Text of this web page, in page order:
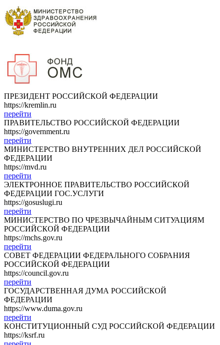
ПРЕЗИДЕНТ РОССИЙСКОЙ ФЕДЕРАЦИИ
https://kremlin.ru
перейти
ПРАВИТЕЛЬСТВО РОССИЙСКОЙ ФЕДЕРАЦИИ
https://government.ru
перейти
МИНИСТЕРСТВО ВНУТРЕННИХ ДЕЛ РОССИЙСКОЙ
ФЕДЕРАЦИИ
https://mvd.ru
перейти
ЭЛЕКТРОННОЕ ПРАВИТЕЛЬСТВО РОССИЙСКОЙ
ФЕДЕРАЦИИ ГОС.УСЛУГИ
https://gosuslugi.ru
перейти
МИНИСТЕРСТВО ПО ЧРЕЗВЫЧАЙНЫМ СИТУАЦИЯМ
РОССИЙСКОЙ ФЕДЕРАЦИИ
https://mchs.gov.ru
перейти
СОВЕТ ФЕДЕРАЦИИ ФЕДЕРАЛЬНОГО СОБРАНИЯ
РОССИЙСКОЙ ФЕДЕРАЦИИ
https://council.gov.ru
перейти
ГОСУДАРСТВЕННАЯ ДУМА РОССИЙСКОЙ
ФЕДЕРАЦИИ
https://www.duma.gov.ru
перейти
КОНСТИТУЦИОННЫЙ СУД РОССИЙСКОЙ ФЕДЕРАЦИИ
https://ksrf.ru